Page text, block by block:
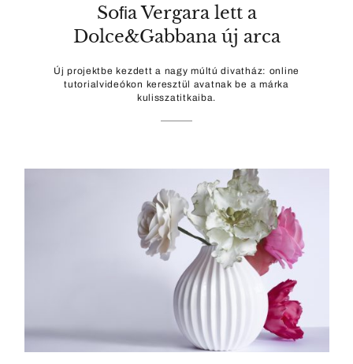
Soﬁa Vergara lett a
Dolce&Gabbana új arca
Új projektbe kezdett a nagy múltú divatház: online
tutorialvideókon keresztül avatnak be a márka
kulisszatitkaiba.